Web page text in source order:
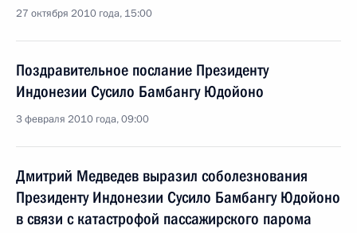
27 октября 2010 года, 15:00
Поздравительное послание Президенту
Индонезии Сусило Бамбангу Юдойоно
3 февраля 2010 года, 09:00
Дмитрий Медведев выразил соболезнования
Президенту Индонезии Сусило Бамбангу Юдойоно
в связи с катастрофой пассажирского парома